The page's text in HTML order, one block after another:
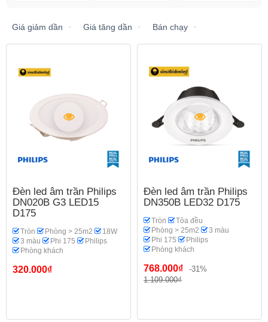
Giá giảm dần Giá tăng dần Bán chạy
Đèn led âm trần Philips
DN020B G3 LED15
D175
Tròn Phòng > 25m2
18W
3 màu
Phi 175
Philips
Phòng khách
320.000₫
Đèn led âm trần Philips
DN350B LED32 D175
Tròn
Tỏa đều
Phòng > 25m2
3 màu
Phi 175
Philips
Phòng khách
768.000₫
-31%
1.109.000₫